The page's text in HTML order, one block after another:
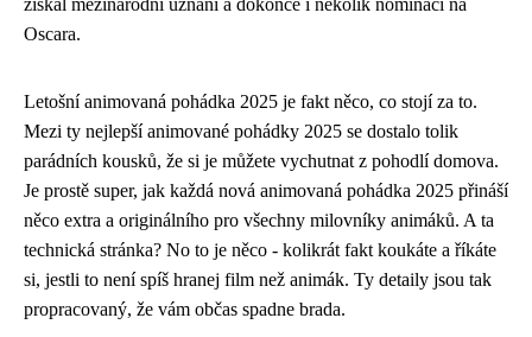
Oscara.
Letošní animovaná pohádka 2025 je fakt něco, co stojí za to.
Mezi ty nejlepšíanimované pohádky 2025 se dostalo tolik
parádních kousků, že si je můžete vychutnat z pohodlí domova.
Je prostě super, jak každá nová animovaná pohádka 2025 přináší
něco extra a originálního pro všechny milovníky animáků. A ta
technická stránka? No to je něco - kolikrát fakt koukáte a říkáte
si, jestli to není spíš hranej film než animák. Ty detaily jsou tak
propracovaný, že vám občas spadne brada.